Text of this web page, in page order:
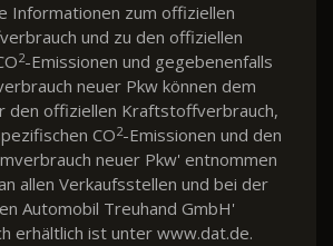
Informationen zum offiziellen
und zu den offiziellen
2-Emissionen und gegebenenfalls
neuer Pkw können dem
den offiziellen Kraftstoffverbrauch,
CO2-Emissionen und den
neuer Pkw' entnommen
allen Verkaufsstellen und bei der
Automobil Treuhand GmbH'
erhältlich ist unter www.dat.de.